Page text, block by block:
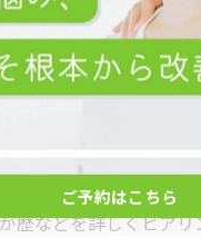
などのサポートが不可
鈍痛の根本的な改善を
ら腰の張り改善へ進
、カウンセリングで日
歴などを詳しくヒアリ
ご予約はこちら